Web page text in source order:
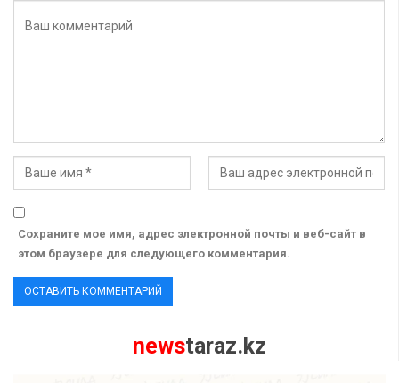
Сохраните мое имя, адрес электронной почты и веб-сайт в
этом браузере для следующего комментария.
newstaraz.kz